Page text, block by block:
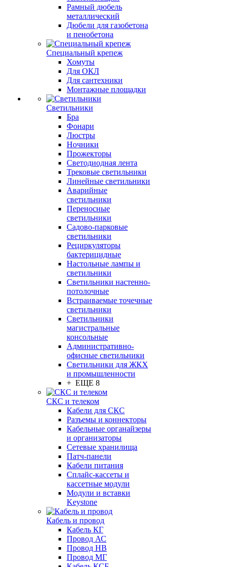
Рамный дюбель
металлический
Дюбели для газобетона
и пенобетона
Специальный крепеж
Хомуты
Для ОКЛ
Для сантехники
Монтажные площадки
Светильники
Бра
Фонари
Люстры
Ночники
Прожекторы
Светодиодная лента
Трековые светильники
Линейные светильники
Аварийные
светильники
Переносные
светильники
Садово-парковые
светильники
Рециркуляторы
бактерицидные
Настольные лампы и
светильники
Светильники настенно-
потолочные
Встраиваемые точечные
светильники
Светильники
магистральные
консольные
Административно-
офисные светильники
Светильники для ЖКХ
и промышленности
+ ЕЩЕ 8
СКС и телеком
Кабели для СКС
Разъемы и коннекторы
Кабельные органайзеры
и организаторы
Сетевые хранилища
Патч-панели
Кабели питания
Сплайс-кассеты и
кассетные модули
Модули и вставки
Keystone
Кабель и провод
Кабель КГ
Провод АС
Провод НВ
Провод МГ